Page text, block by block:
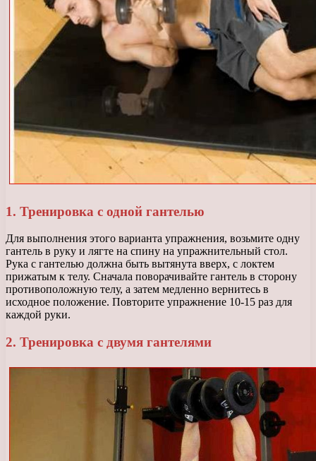
1. Тренировка с одной гантелью
Для выполнения этого варианта упражнения, возьмите одну
гантель в руку и лягте на спину на упражнительный стол.
Рука с гантелью должна быть вытянута вверх, с локтем
прижатым к телу. Сначала поворачивайте гантель в сторону
противоположную телу, а затем медленно вернитесь в
исходное положение. Повторите упражнение 10-15 раз для
каждой руки.
2. Тренировка с двумя гантелями